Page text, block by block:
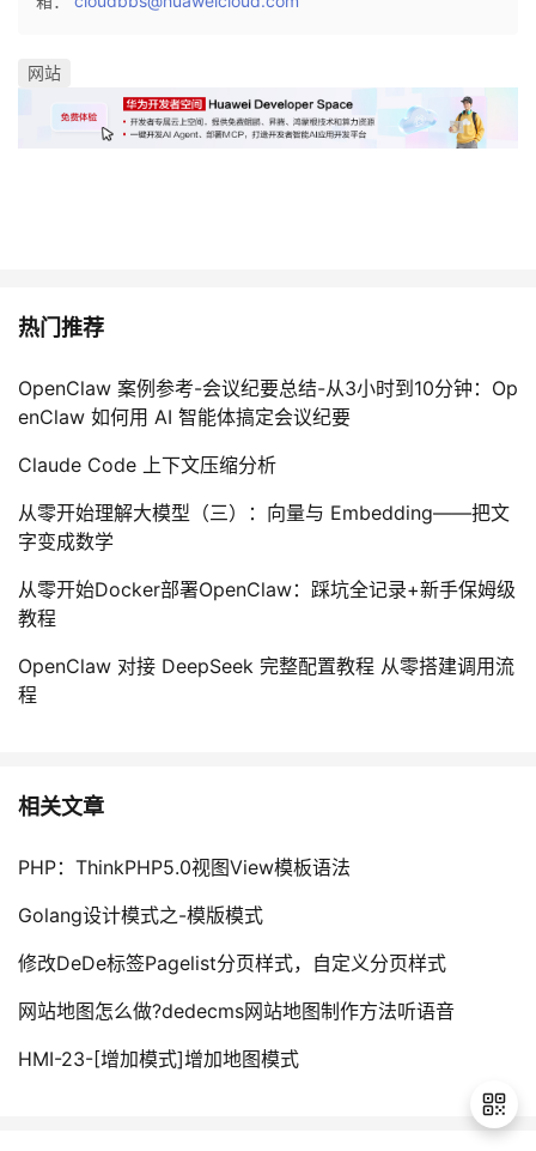
堂
我
课
的
证
我
实
的
我
的
术
持
我
云
建
网站
热门推荐
OpenClaw 案例参考-会议纪要总结-从3小时到10分钟：Op
enClaw 如何用 AI 智能体搞定会议纪要
Claude Code 上下文压缩分析
从零开始理解大模型（三）：向量与 Embedding——把文
字变成数学
从零开始Docker部署OpenClaw：踩坑全记录+新手保姆级
教程
OpenClaw 对接 DeepSeek 完整配置教程 从零搭建调用流
程
相关文章
PHP：ThinkPHP5.0视图View模板语法
Golang设计模式之-模版模式
修改DeDe标签Pagelist分页样式，自定义分页样式
网站地图怎么做?dedecms网站地图制作方法听语音
HMI-23-[增加模式]增加地图模式